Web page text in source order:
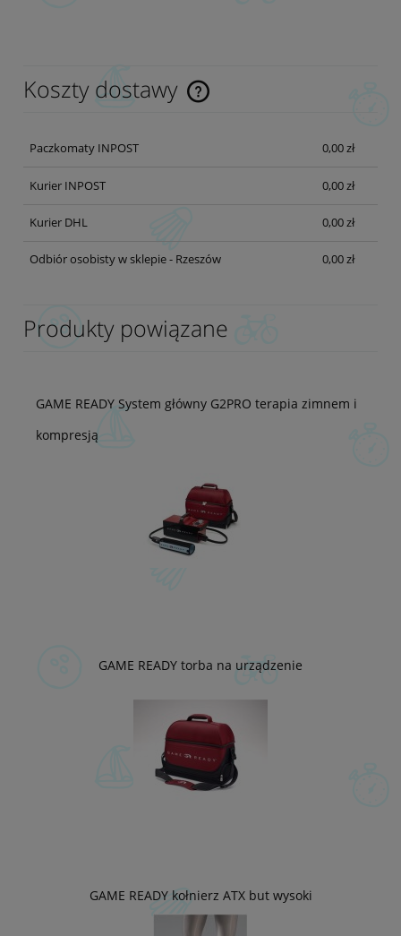
Koszty dostawy
Cena nie zawiera ewentualnych kosztów płatności
Paczkomaty INPOST 0,00 zł
Kurier INPOST 0,00 zł
Kurier DHL 0,00 zł
Odbiór osobisty w sklepie - Rzeszów 0,00 zł
Produkty powiązane
GAME READY System główny G2PRO terapia zimnem i
kompresją
GAME READY torba na urządzenie
GAME READY kołnierz ATX but wysoki